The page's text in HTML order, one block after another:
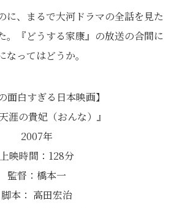
に、まるで大河ドラマの全話を見た
。『どうする家康』の放送の合間に
ってはどうか。
面白すぎる日本映画】
涯の貴妃（おんな）』
2007年
上映時間：128分
監督：橋本一
脚本： 高田宏治